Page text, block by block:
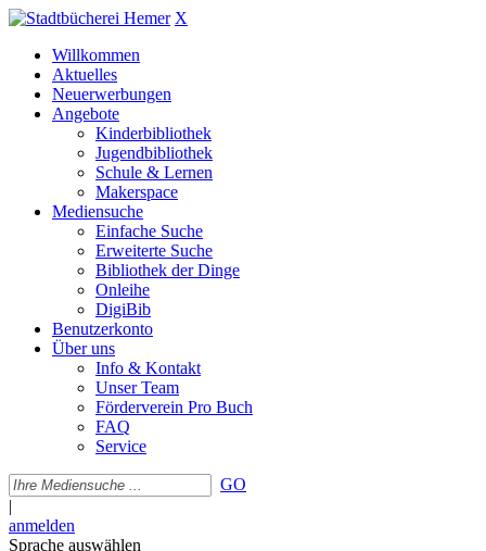
X
Willkommen
Aktuelles
Neuerwerbungen
Angebote
Kinderbibliothek
Jugendbibliothek
Schule & Lernen
Makerspace
Mediensuche
Einfache Suche
Erweiterte Suche
Bibliothek der Dinge
Onleihe
DigiBib
Benutzerkonto
Über uns
Info & Kontakt
Unser Team
Förderverein Pro Buch
FAQ
Service
GO
|
anmelden
Sprache auswählen